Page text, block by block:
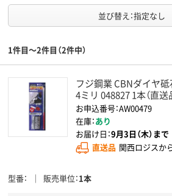
並び替え：指定なし
1件目～2件目（2件中）
フジ鋼業 CBNダイヤ
4ミリ 048827 1本（直送
お申込番号：AW00479
在庫：あり
お届け日：9月3日（木）まで
直送品 関西ロジスか
型番 販売単位 1本